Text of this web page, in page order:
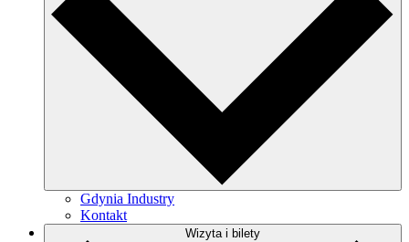
Gdynia Industry
Kontakt
Wizyta i bilety